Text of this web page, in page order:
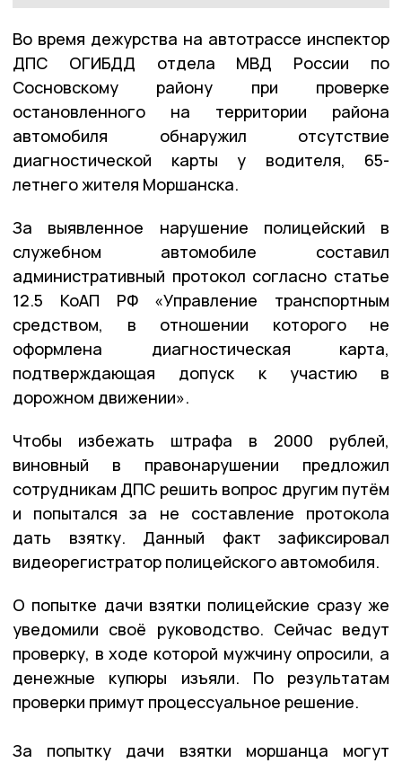
Во время дежурства на автотрассе инспектор
ДПС ОГИБДД отдела МВД России по
Сосновскому району при проверке
остановленного на территории района
автомобиля обнаружил отсутствие
диагностической карты у водителя, 65-
летнего жителя Моршанска.
За выявленное нарушение полицейский в
служебном автомобиле составил
административный протокол согласно статье
12.5 КоАП РФ «Управление транспортным
средством, в отношении которого не
оформлена диагностическая карта,
подтверждающая допуск к участию в
дорожном движении».
Чтобы избежать штрафа в 2000 рублей,
виновный в правонарушении предложил
сотрудникам ДПС решить вопрос другим путём
и попытался за не составление протокола
дать взятку. Данный факт зафиксировал
видеорегистратор полицейского автомобиля.
О попытке дачи взятки полицейские сразу же
уведомили своё руководство. Сейчас ведут
проверку, в ходе которой мужчину опросили, а
денежные купюры изъяли. По результатам
проверки примут процессуальное решение.
За попытку дачи взятки моршанца могут